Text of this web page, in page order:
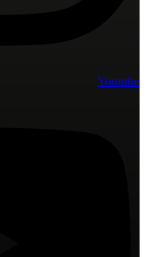
Youtube